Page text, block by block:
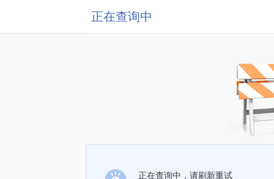
正在查询中
正在查询中，请刷新重试